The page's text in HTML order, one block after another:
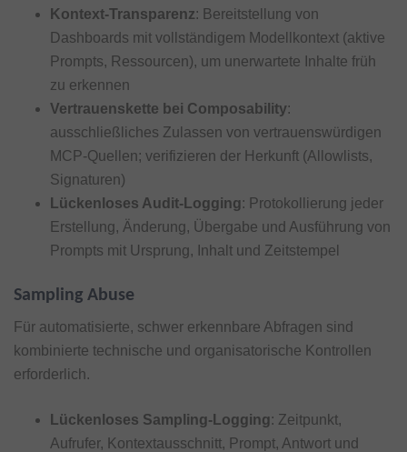
Kontext-Transparenz: Bereitstellung von
Dashboards mit vollständigem Modellkontext (aktive
Prompts, Ressourcen), um unerwartete Inhalte früh
zu erkennen
Vertrauenskette bei Composability:
ausschließliches Zulassen von vertrauenswürdigen
MCP-Quellen; verifizieren der Herkunft (Allowlists,
Signaturen)
Lückenloses Audit-Logging: Protokollierung jeder
Erstellung, Änderung, Übergabe und Ausführung von
Prompts mit Ursprung, Inhalt und Zeitstempel
Sampling Abuse
Für automatisierte, schwer erkennbare Abfragen sind
kombinierte technische und organisatorische Kontrollen
erforderlich.
Lückenloses Sampling-Logging: Zeitpunkt,
Aufrufer, Kontextausschnitt, Prompt, Antwort und